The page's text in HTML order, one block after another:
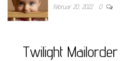
Februar 20, 2022 0
Twilight Mailorder